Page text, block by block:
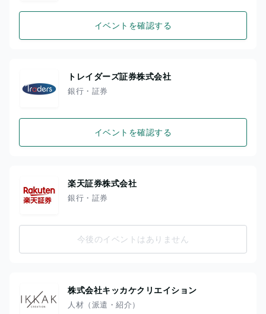
イベントを確認する
トレイダーズ証券株式会社
銀行・証券
イベントを確認する
楽天証券株式会社
銀行・証券
今後のイベントはありません
株式会社キッカケクリエイション
人材（派遣・紹介）